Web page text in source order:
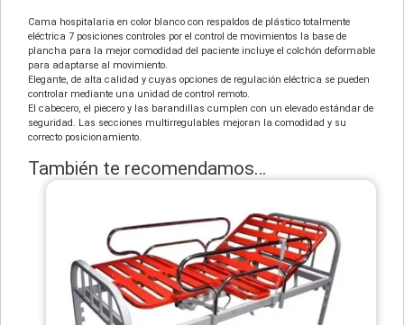
Cama hospitalaria en color blanco con respaldos de plástico totalmente
eléctrica 7 posiciones controles por el control de movimientos la base de
plancha para la mejor comodidad del paciente incluye el colchón deformable
para adaptarse al movimiento.
Elegante, de alta calidad y cuyas opciones de regulación eléctrica se pueden
controlar mediante una unidad de control remoto.
El cabecero, el piecero y las barandillas cumplen con un elevado estándar de
seguridad. Las secciones multirregulables mejoran la comodidad y su
correcto posicionamiento.
También te recomendamos…